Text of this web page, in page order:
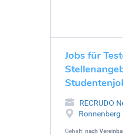
Jobs für
RECRUDO
Ronnenberg
Gehalt: nach